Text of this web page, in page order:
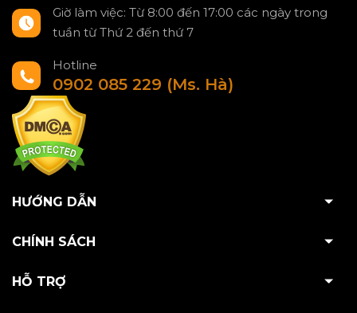
Giờ làm việc: Từ 8:00 đến 17:00 các ngày trong
tuần từ Thứ 2 đến thứ 7
Hotline
0902 085 229 (Ms. Hà)
HƯỚNG DẪN
CHÍNH SÁCH
HỖ TRỢ